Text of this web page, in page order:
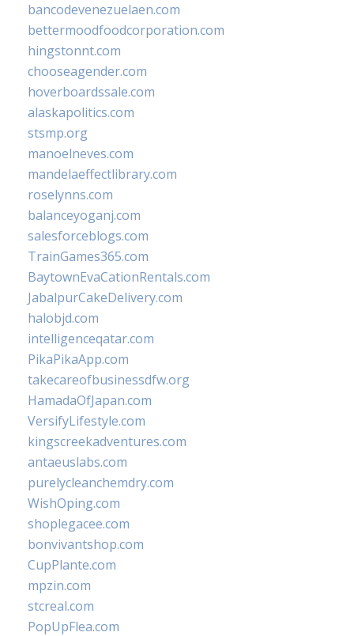
bancodevenezuelaen.com
bettermoodfoodcorporation.com
hingstonnt.com
chooseagender.com
hoverboardssale.com
alaskapolitics.com
stsmp.org
manoelneves.com
mandelaeffectlibrary.com
roselynns.com
balanceyoganj.com
salesforceblogs.com
TrainGames365.com
BaytownEvaCationRentals.com
JabalpurCakeDelivery.com
halobjd.com
intelligenceqatar.com
PikaPikaApp.com
takecareofbusinessdfw.org
HamadaOfJapan.com
VersifyLifestyle.com
kingscreekadventures.com
antaeuslabs.com
purelycleanchemdry.com
WishOping.com
shoplegacee.com
bonvivantshop.com
CupPlante.com
mpzin.com
stcreal.com
PopUpFlea.com